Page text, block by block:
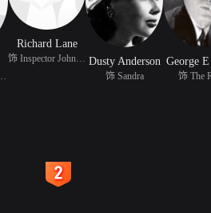
Richard Lane
饰 Inspector John Farra Dusty Anderson
饰 Sandra
George
饰 The